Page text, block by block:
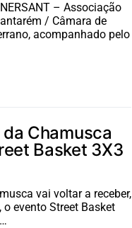
– Associação
/ Câmara de
acompanhado pelo
Chamusca
Basket 3X3
vai voltar a receber,
evento Street Basket